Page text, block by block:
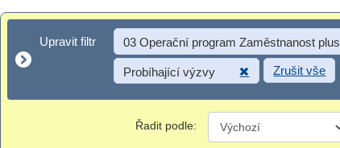
Upravit filtr
Upravit filtr 03 Operační program Zaměstnanost plus
Probíhající výzvy Zrušit vše
Řadit podle: